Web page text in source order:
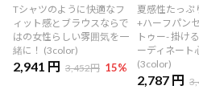
Tシャツのように快適なフ
ィット感とブラウスならで
はの女性らしい雰囲気を一
緒に！ (3color)
2,941 円 3,452円 15%
夏感性たっぷ
+ハーフパン
トゥー- 掛け
ーディネート
(3color)
2,787 円